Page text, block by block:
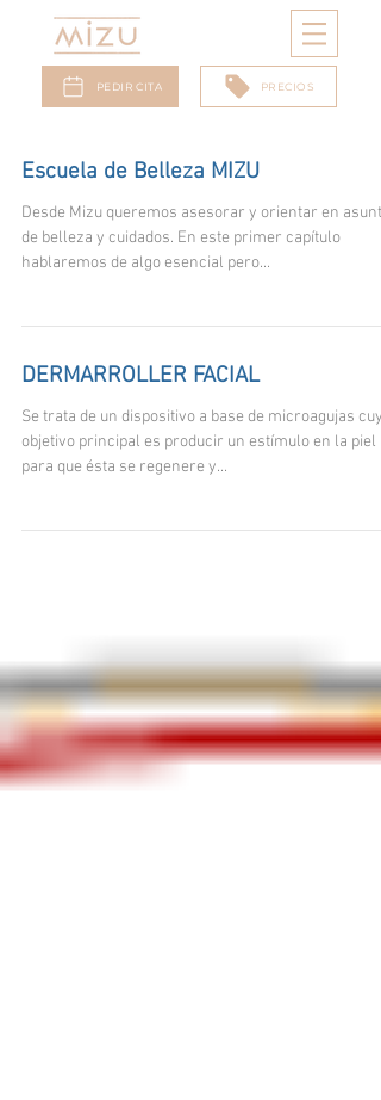
PEDIR CITA PRECIOS
Escuela de Belleza MIZU
Desde Mizu queremos asesorar y orientar en
de belleza y cuidados. En este primer capítulo
hablaremos de algo esencial pero...
DERMARROLLER FACIAL
Se trata de un dispositivo a base de microagujas cuyo
objetivo principal es producir un estímulo en la piel
para que ésta se regenere y...